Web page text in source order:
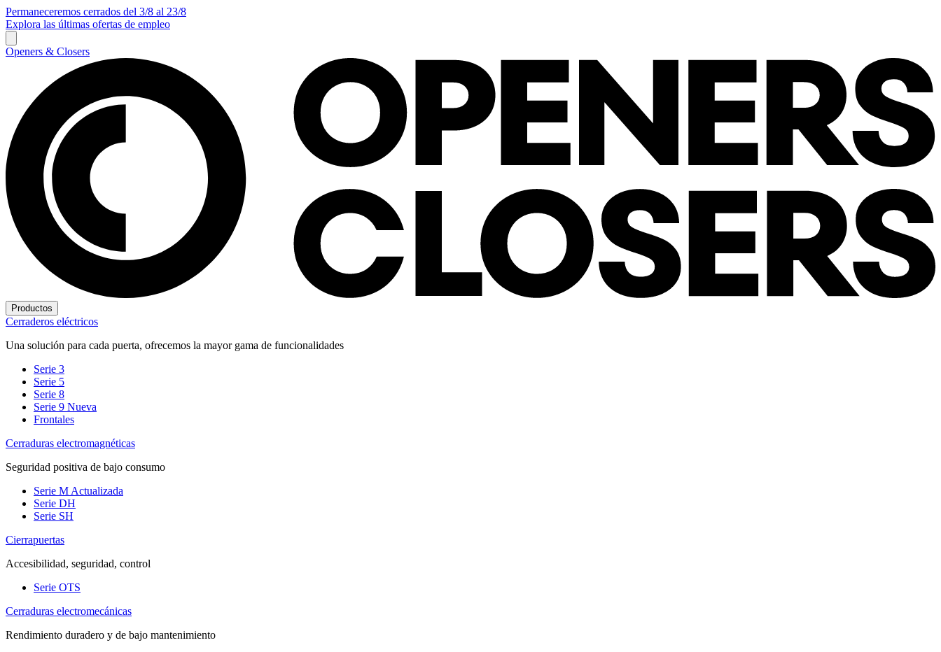
Permaneceremos cerrados del 3/8 al 23/8
Explora las últimas ofertas de empleo
Openers & Closers
Productos
Cerraderos eléctricos
Una solución para cada puerta, ofrecemos la mayor gama de funcionalidades
Serie 3
Serie 5
Serie 8
Serie 9 Nueva
Frontales
Cerraduras electromagnéticas
Seguridad positiva de bajo consumo
Serie M Actualizada
Serie DH
Serie SH
Cierrapuertas
Accesibilidad, seguridad, control
Serie OTS
Cerraduras electromecánicas
Rendimiento duradero y de bajo mantenimiento